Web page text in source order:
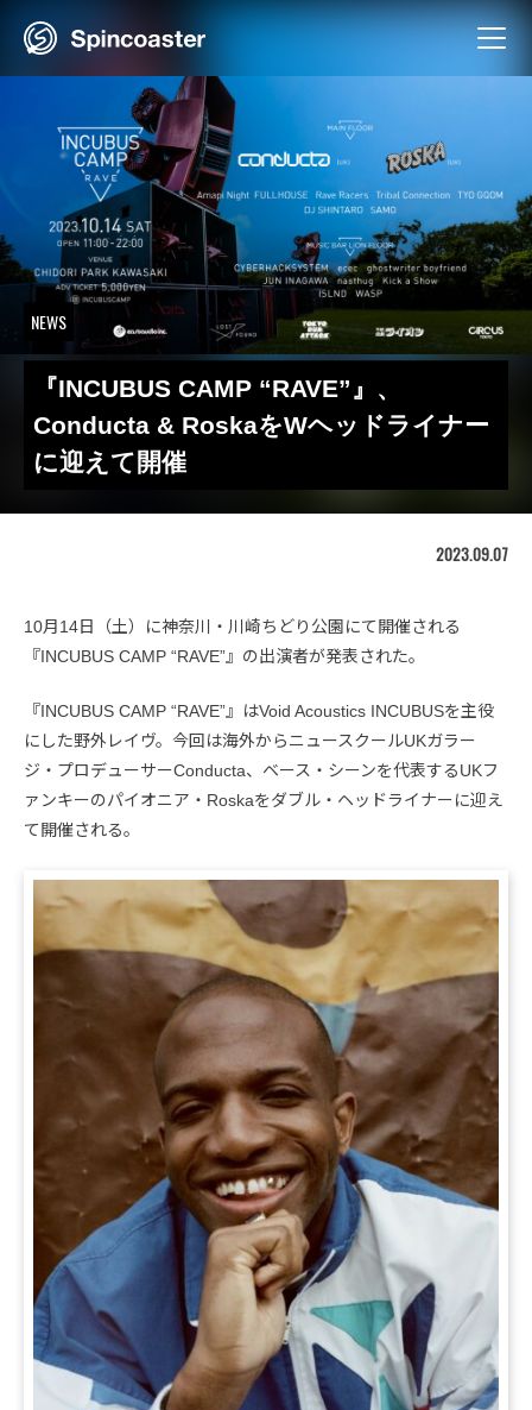
NEWS
『INCUBUS CAMP “RAVE”』、
Conducta & RoskaをWヘッドライナー
に迎えて開催
2023.09.07
10月14日（土）に神奈川・川崎ちどり公園にて開催される
『INCUBUS CAMP “RAVE”』の出演者が発表された。
『INCUBUS CAMP “RAVE”』はVoid Acoustics INCUBUSを主役
にした野外レイヴ。今回は海外からニュースクールUKガラー
ジ・プロデューサーConducta、ベース・シーンを代表するUKフ
ァンキーのパイオニア・Roskaをダブル・ヘッドライナーに迎え
て開催される。